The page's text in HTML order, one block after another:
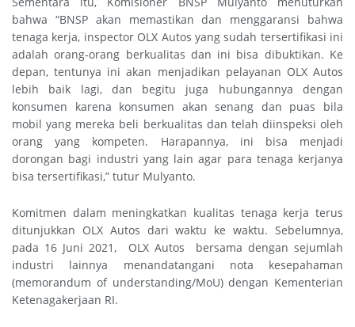
bahwa “BNSP akan memastikan dan menggaransi bahwa
tenaga kerja, inspector OLX Autos yang sudah tersertifikasi ini
adalah orang-orang berkualitas dan ini bisa dibuktikan. Ke
depan, tentunya ini akan menjadikan pelayanan OLX Autos
lebih baik lagi, dan begitu juga hubungannya dengan
konsumen karena konsumen akan senang dan puas bila
mobil yang mereka beli berkualitas dan telah diinspeksi oleh
orang yang kompeten. Harapannya, ini bisa menjadi
dorongan bagi industri yang lain agar para tenaga kerjanya
bisa tersertifikasi,” tutur Mulyanto.
Komitmen dalam meningkatkan kualitas tenaga kerja terus
ditunjukkan OLX Autos dari waktu ke waktu. Sebelumnya,
pada 16 Juni 2021, OLX Autos bersama dengan sejumlah
industri lainnya menandatangani nota kesepahaman
(memorandum of understanding/MoU) dengan Kementerian
Ketenagakerjaan RI.